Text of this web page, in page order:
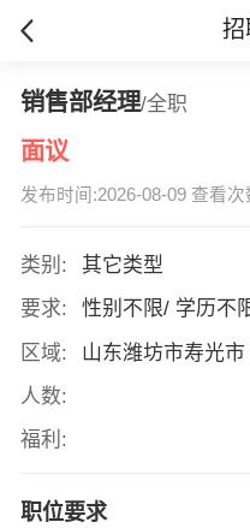
招
销售部经理/全职
面议
发布时间:2026-08-09 查看次
类别:
其它类型
要求:
性别不限/ 学历不
区域:
山东潍坊市寿光市
人数:
福利:
职位要求